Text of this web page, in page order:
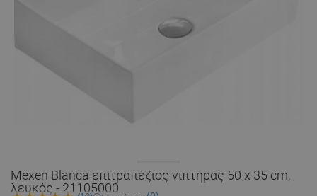
Mexen Blanca επιτραπέζιος νιπτήρας 50 x 35 cm,
λευκός - 21105000